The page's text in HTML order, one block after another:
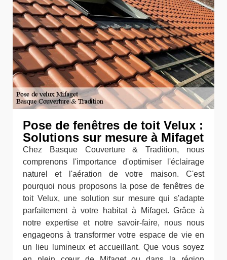
Pose de fenêtres de toit Velux :
Solutions sur mesure à Mifaget
Chez Basque Couverture & Tradition, nous
comprenons l'importance d'optimiser l'éclairage
naturel et l'aération de votre maison. C'est
pourquoi nous proposons la pose de fenêtres de
toit Velux, une solution sur mesure qui s'adapte
parfaitement à votre habitat à Mifaget. Grâce à
notre expertise et notre savoir-faire, nous nous
engageons à transformer votre espace de vie en
un lieu lumineux et accueillant. Que vous soyez